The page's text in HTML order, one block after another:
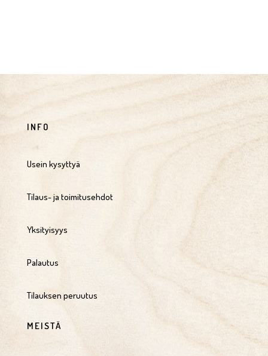
INFO
Usein kysyttyä
Tilaus- ja toimitusehdot
Yksityisyys
Palautus
Tilauksen peruutus
MEISTÄ